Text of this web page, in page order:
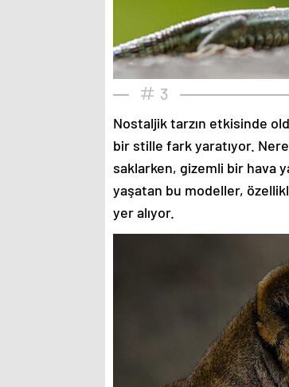
3
Nostaljik tarzın etkisinde
bir stille fark yaratıyor.
saklarken, gizemli bir hava
yaşatan bu modeller,
yer alıyor.